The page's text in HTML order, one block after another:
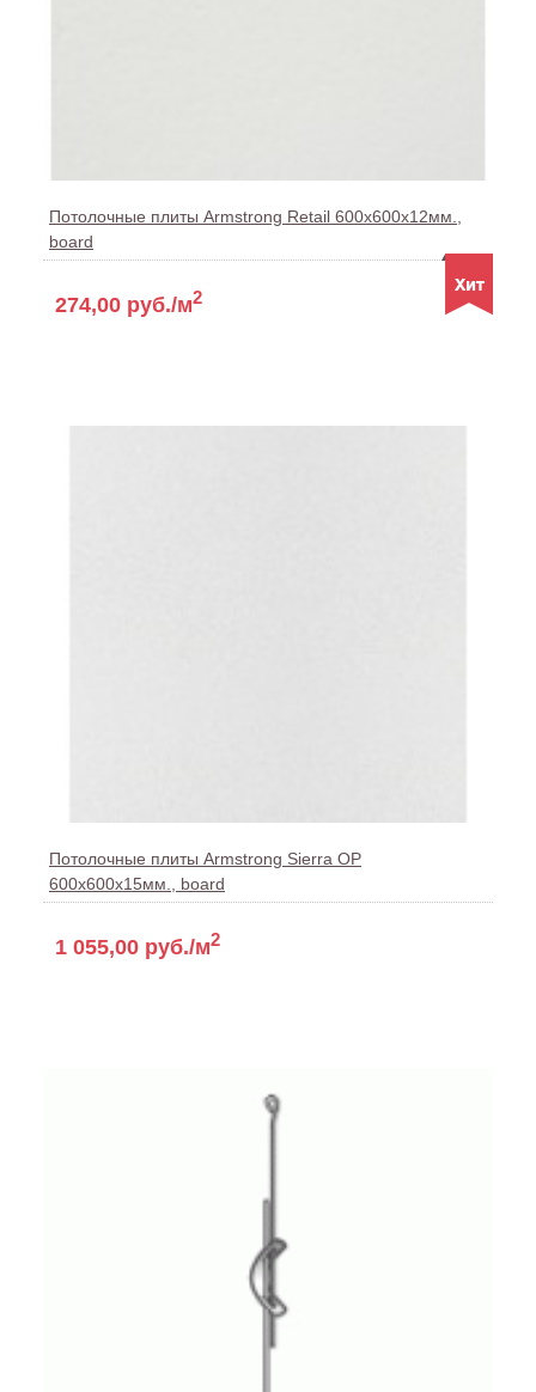
Потолочные плиты Armstrong Retail 600x600x12мм.,
board
274,00 руб./м2
Потолочные плиты Armstrong Sierra OP
600x600x15мм., board
1 055,00 руб./м2